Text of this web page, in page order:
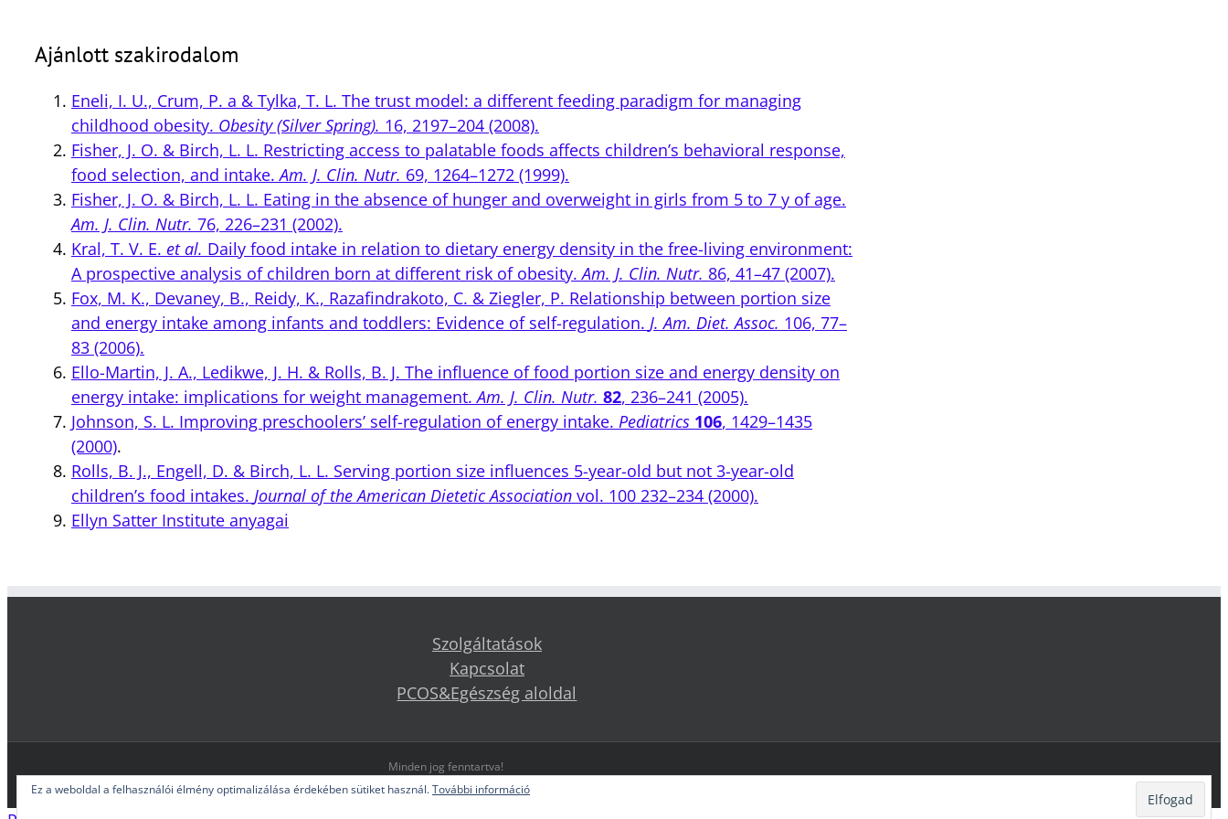
Ajánlott szakirodalom
Eneli, I. U., Crum, P. a & Tylka, T. L. The trust model: a different feeding paradigm for managing
childhood obesity. Obesity (Silver Spring). 16, 2197–204 (2008).
Fisher, J. O. & Birch, L. L. Restricting access to palatable foods affects children’s behavioral response,
food selection, and intake.Am. J. Clin. Nutr. 69, 1264–1272 (1999).
Fisher, J. O. & Birch, L. L. Eating in the absence of hunger and overweight in girls from 5 to 7 y of age.
Am. J. Clin. Nutr. 76, 226–231 (2002).
Kral, T. V. E. et al. Daily food intake in relation to dietary energy density in the free-living environment:
A prospective analysis of children born at different risk of obesity.Am. J. Clin. Nutr. 86, 41–47 (2007).
Fox, M. K., Devaney, B., Reidy, K., Razafindrakoto, C. & Ziegler, P. Relationship between portion size
and energy intake among infants and toddlers: Evidence of self-regulation. J. Am. Diet. Assoc. 106, 77–
83 (2006).
Ello-Martin, J. A., Ledikwe, J. H. & Rolls, B. J. The influence of food portion size and energy density on
energy intake: implications for weight management.Am. J. Clin. Nutr. 82, 236–241 (2005).
Johnson, S. L. Improving preschoolers’ self-regulation of energy intake. Pediatrics 106, 1429–1435
(2000).
Rolls, B. J., Engell, D. & Birch, L. L. Serving portion size influences 5-year-old but not 3-year-old
children’s food intakes. Journal of the American Dietetic Association vol. 100 232–234 (2000).
Ellyn Satter Institute anyagai
Szolgáltatások
Kapcsolat
PCOS&Egészség aloldal
Minden jog fenntartva!
Ez a weboldal a felhasználói élmény optimalizálása érdekében sütiket használ.További információ